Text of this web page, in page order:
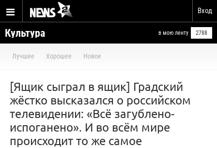
Вход
Культура в мою ленту 2788
Лучшее Хорошее Новое
[Ящик сыграл в ящик] Градский
жёстко высказался о российском
телевидении: «Всё загублено-
испоганено». И во всём мире
происходит то же самое